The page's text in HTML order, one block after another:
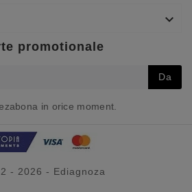

promotionale
Da
in orice moment.
- 2026 - Ediagnoza